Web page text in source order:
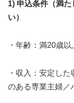
1) 申込条件（満
い）
・年齢：満20歳
・収入：安定し
のある専業主婦／